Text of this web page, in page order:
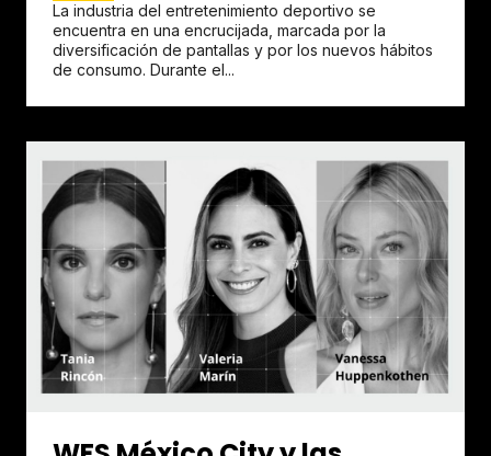
La industria del entretenimiento deportivo se
encuentra en una encrucijada, marcada por la
diversificación de pantallas y por los nuevos hábitos
de consumo. Durante el...